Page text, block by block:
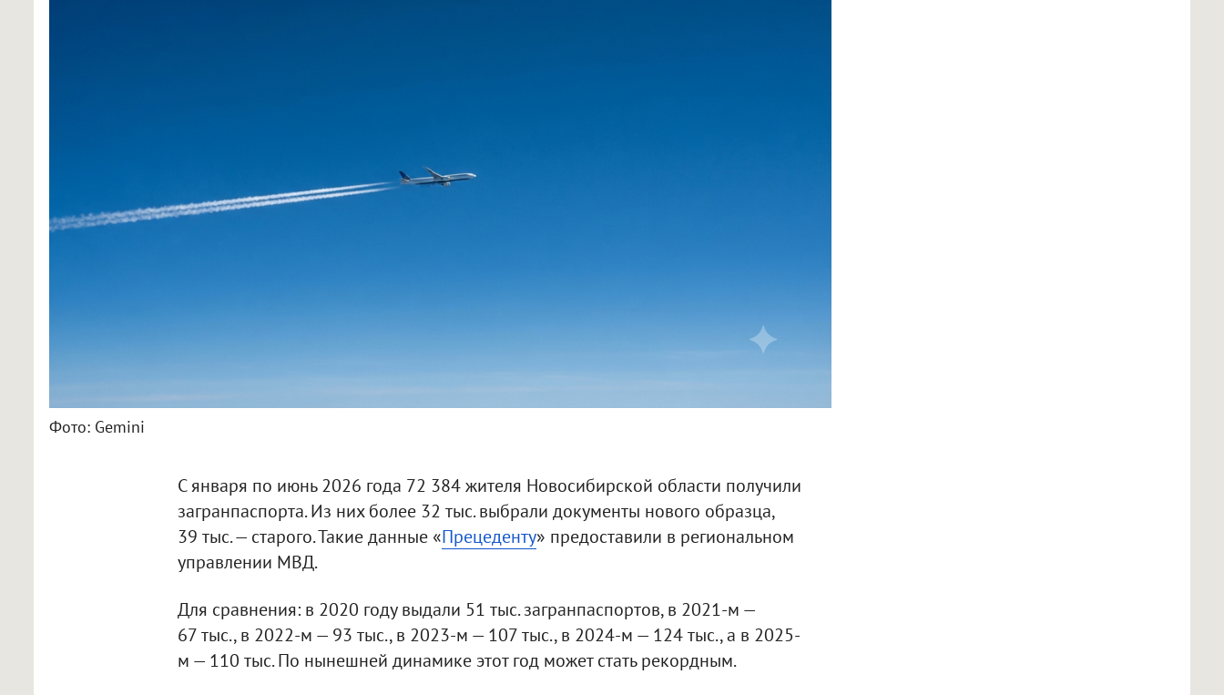
Фото: Gemini
С января по июнь 2026 года 72 384 жителя Новосибирской области получили
загранпаспорта. Из них более 32 тыс. выбрали документы нового образца,
39 тыс. — старого. Такие данные «Прецеденту» предоставили в региональном
управлении МВД.
Для сравнения: в 2020 году выдали 51 тыс. загранпаспортов, в 2021-м —
67 тыс., в 2022-м — 93 тыс., в 2023-м — 107 тыс., в 2024-м — 124 тыс., а в 2025-
м — 110 тыс. По нынешней динамике этот год может стать рекордным.